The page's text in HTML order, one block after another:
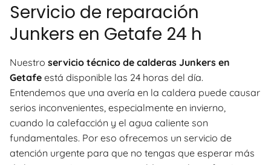
Servicio de reparación
Junkers en Getafe 24 h
Nuestro servicio técnico de calderas Junkers en
Getafe está disponible las 24 horas del día.
Entendemos que una avería en la caldera puede causar
serios inconvenientes, especialmente en invierno,
cuando la calefacción y el agua caliente son
fundamentales. Por eso ofrecemos un servicio de
atención urgente para que no tengas que esperar más